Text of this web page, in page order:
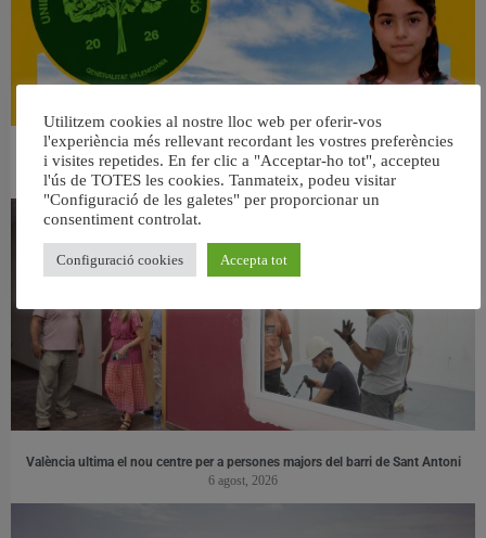
👀 Una mirada atenta puede marcar la diferencia.
31 juliol, 2026
València ultima el nou centre per a persones majors del barri de Sant Antoni
6 agost, 2026
Utilitzem cookies al nostre lloc web per oferir-vos
l'experiència més rellevant recordant les vostres preferències
i visites repetides. En fer clic a "Acceptar-ho tot", accepteu
l'ús de TOTES les cookies. Tanmateix, podeu visitar
"Configuració de les galetes" per proporcionar un
consentiment controlat.
Configuració cookies Accepta tot